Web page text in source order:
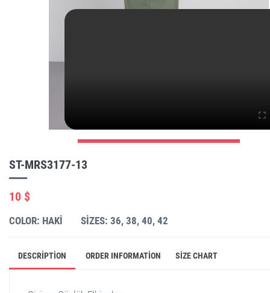
ST-MRS3177-13
10 $
COLOR: HAKI SIZES: 36, 38, 40, 42
DESCRIPTION ORDER INFORMATION SIZE CHART